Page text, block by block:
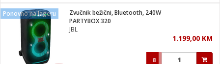
aparati
i oprema
Ponovno na lageru
Zvučnik bežični, Bluetooth, 240W
PARTYBOX 320
JBL
1.199,00 KM
8